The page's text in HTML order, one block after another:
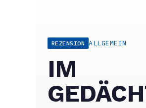
REZENSION ALLGEMEIN
IM